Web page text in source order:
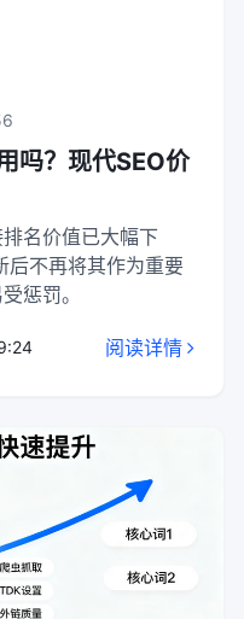
吗？现代SEO价
名价值已大幅下
不再将其作为重要
惩罚。
阅读详情